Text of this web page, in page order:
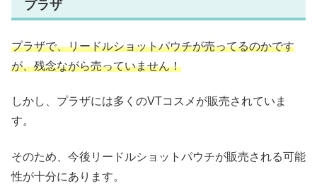
プラザ
プラザで、リードルショットパウチが売ってるのかです
が、残念ながら売っていません！
しかし、プラザには多くのVTコスメが販売されていま
す。
そのため、今後リードルショットパウチが販売される可能
性が十分にあります。